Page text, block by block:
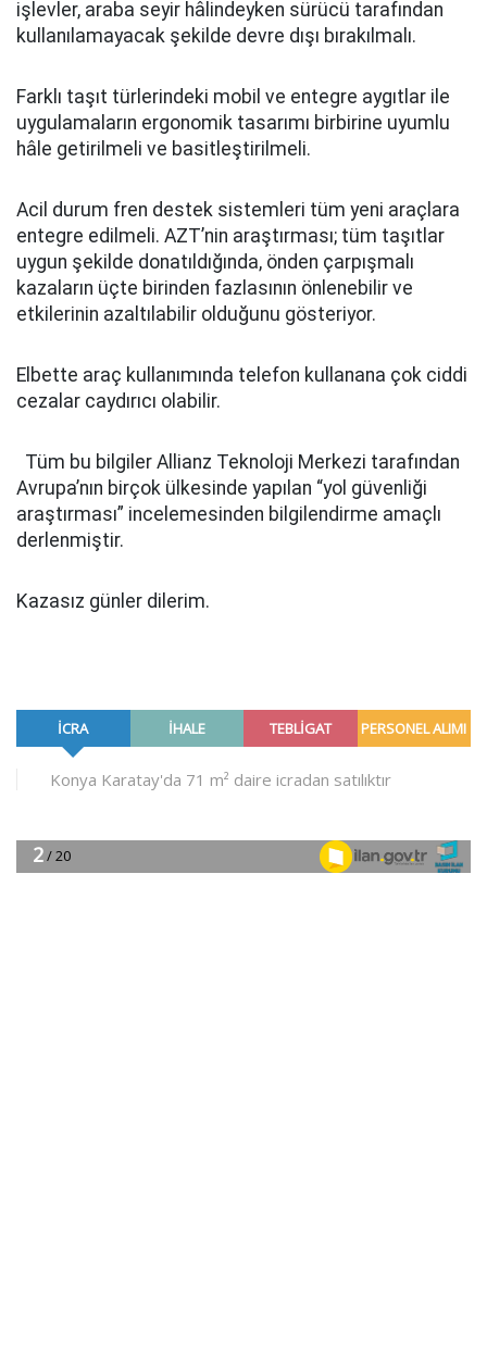
işlevler, araba seyir hâlindeyken sürücü tarafından
kullanılamayacak şekilde devre dışı bırakılmalı.
Farklı taşıt türlerindeki mobil ve entegre aygıtlar ile
uygulamaların ergonomik tasarımı birbirine uyumlu
hâle getirilmeli ve basitleştirilmeli.
Acil durum fren destek sistemleri tüm yeni araçlara
entegre edilmeli. AZT’nin araştırması; tüm taşıtlar
uygun şekilde donatıldığında, önden çarpışmalı
kazaların üçte birinden fazlasının önlenebilir ve
etkilerinin azaltılabilir olduğunu gösteriyor.
Elbette araç kullanımında telefon kullanana çok ciddi
cezalar caydırıcı olabilir.
Tüm bu bilgiler Allianz Teknoloji Merkezi tarafından
Avrupa’nın birçok ülkesinde yapılan “yol güvenliği
araştırması” incelemesinden bilgilendirme amaçlı
derlenmiştir.
Kazasız günler dilerim.